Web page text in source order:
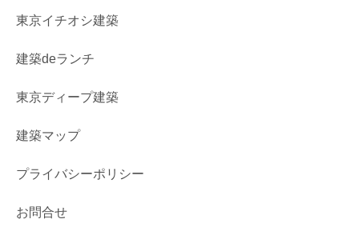
東京イチオシ建築
建築deランチ
東京ディープ建築
建築マップ
プライバシーポリシー
お問合せ